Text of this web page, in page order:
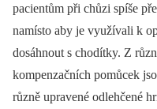
pacientům při chůzi spíše
namísto aby je využívali k
dosáhnout s chodítky. Z
kompenzačních pomůcek
různě upravené odlehčené